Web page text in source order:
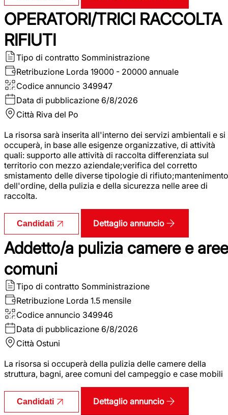
OPERATORI/TRICI RACCOLTA
RIFIUTI
Tipo di contratto Somministrazione
Retribuzione Lorda 19000 - 20000 annuale
Codice annuncio 349947
Data di pubblicazione 6/8/2026
Città Riva del Po
La risorsa sarà inserita all'interno dei servizi ambientali e si
occuperà, in base alle esigenze organizzative, di attività
quali: supporto alle attività di raccolta differenziata sul
territorio con mezzo aziendale;verifica del corretto
smistamento delle diverse tipologie di rifiuto;mantenimento
dell'ordine, della pulizia e della sicurezza nelle aree di
raccolta.
Candidati Dettaglio annuncio
Addetto/a pulizia camere e aree
comuni
Tipo di contratto Somministrazione
Retribuzione Lorda 1.5 mensile
Codice annuncio 349946
Data di pubblicazione 6/8/2026
Città Ostuni
La risorsa si occuperà della pulizia delle camere della
struttura, bagni, aree comuni del campeggio e case mobili
Candidati Dettaglio annuncio